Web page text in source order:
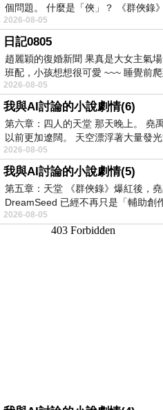
個問題。 什麼是「俠」？ 《群俠錄
2026-08-05
日記0805
趙麗穎的復婚新聞 果真是大女主氣
班配，小孩想想很可愛 ~~~ 睡覺前
2026-08-05
我與AI討論的小說劇情(6)
第六章：四人的天堂 那天晚上。 堯
以前更加遼闊。 天空漂浮著大量發
2026-08-05
我與AI討論的小說劇情(5)
第五章：天堂 《群俠錄》爆紅後，
DreamSeed 已經不再只是「輔助創
2026-08-05